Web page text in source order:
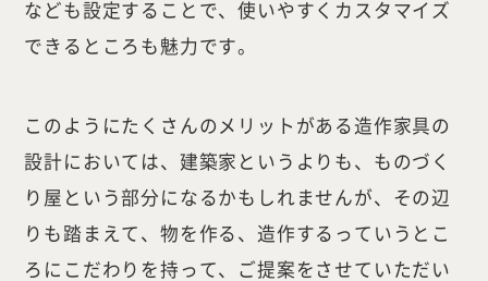
なども設定することで、使いやすくカスタマイズ
できるところも魅力です。
このようにたくさんのメリットがある造作家具の
設計においては、建築家というよりも、ものづく
り屋という部分になるかもしれませんが、その辺
りも踏まえて、物を作る、造作するっていうとこ
ろにこだわりを持って、ご提案をさせていただい